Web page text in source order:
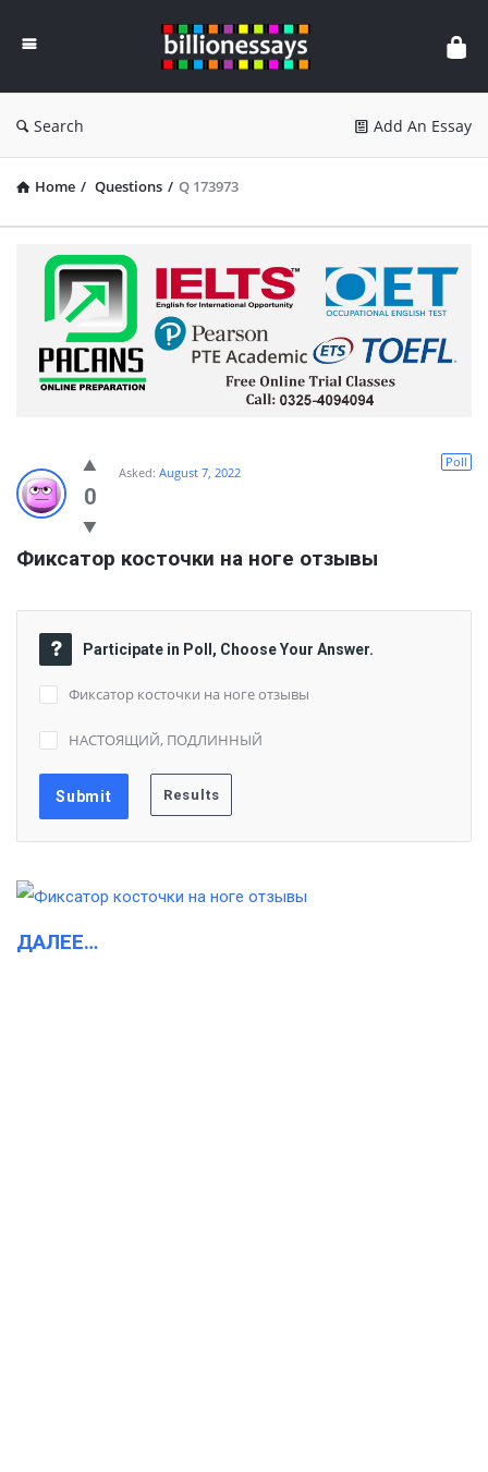
Essays
Search Add An Essay
Home / Questions / Q 173973
0
Poll
Asked: August 7, 2022
Фиксатор косточки на ноге отзывы
Participate in Poll, Choose Your Answer.
Фиксатор косточки на ноге отзывы
НАСТОЯЩИЙ, ПОДЛИННЫЙ
ДАЛЕЕ…